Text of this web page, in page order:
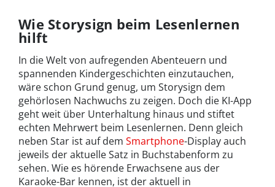
Wie Storysign beim Lesenlernen
hilft
In die Welt von aufregenden Abenteuern und
spannenden Kindergeschichten einzutauchen,
wäre schon Grund genug, um Storysign dem
gehörlosen Nachwuchs zu zeigen. Doch die KI-App
geht weit über Unterhaltung hinaus und stiftet
echten Mehrwert beim Lesenlernen. Denn gleich
neben Star ist auf dem Smartphone-Display auch
jeweils der aktuelle Satz in Buchstabenform zu
sehen. Wie es hörende Erwachsene aus der
Karaoke-Bar kennen, ist der aktuell in